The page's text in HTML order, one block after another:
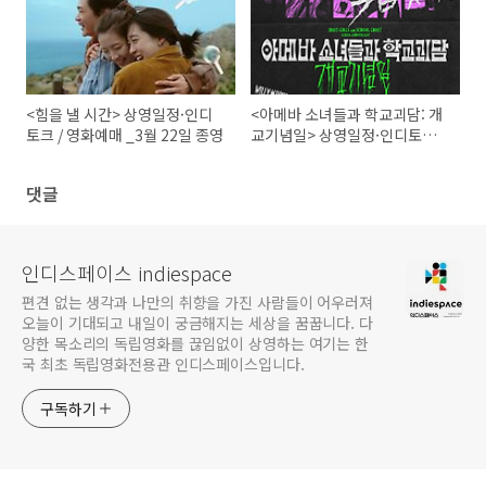
<힘을 낼 시간> 상영일정·인디
토크 / 영화예매 _3월 22일 종영
<아메바 소녀들과 학교괴담: 개
교기념일> 상영일정·인디토크 /
댓글
인디스페이스 indiespace
편견 없는 생각과 나만의 취향을 가진 사람들이 어우러져
오늘이 기대되고 내일이 궁금해지는 세상을 꿈꿉니다. 다
양한 목소리의 독립영화를 끊임없이 상영하는 여기는 한
국 최초 독립영화전용관 인디스페이스입니다.
구독하기